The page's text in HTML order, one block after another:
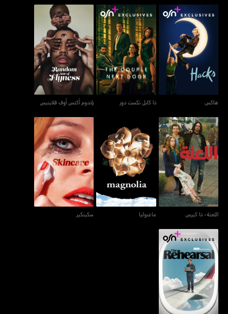
هاكس
هاكس
ذا كابل نكست دور
ذا كابل نكست دور
راندوم أكتس أوف فلاينيس
راندوم أكتس أوف فلاينيس
اللعنة- ذا كيرس
اللعنة- ذا كيرس
ماغنوليا
ماغنوليا
سكينكير
سكينكير
ذا ريهيرسال